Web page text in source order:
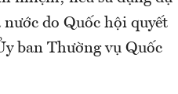
do Quốc hội quyết
ban Thường vụ Quốc